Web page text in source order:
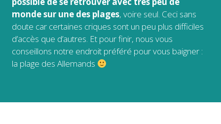
monde sur une des plages, voire seul. Ceci sans
doute car certaines criques sont un peu plus difficiles
d’accès que d’autres. Et pour finir, nous vous
conseillons notre endroit préféré pour vous baigner :
la plage des Allemands